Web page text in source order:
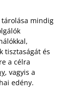
tárolása mindig
tisztaságát és
a célra
, vagyis a
edény.